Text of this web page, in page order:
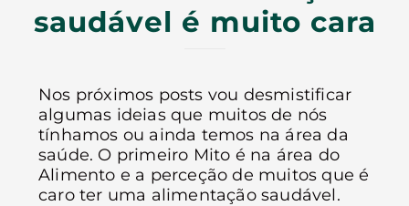
saudável é muito cara
Nos próximos posts vou desmistificar
algumas ideias que muitos de nós
tínhamos ou ainda temos na área da
saúde. O primeiro Mito é na área do
Alimento e a perceção de muitos que é
caro ter uma alimentação saudável.